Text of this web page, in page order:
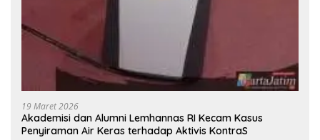
19 Maret 2026
Akademisi dan Alumni Lemhannas RI Kecam Kasus
Penyiraman Air Keras terhadap Aktivis KontraS